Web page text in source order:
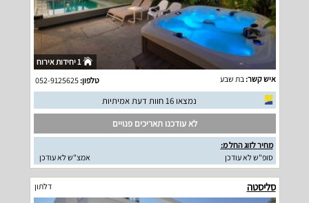
1 יחידות אירוח
איש קשר:בת שבע טלפון:052-9125625
נמצאו 16 חוות דעת אמיתיות
לא עודכנו תאריכים פנויים
מחיר לזוג החל מ:
סופ"ש לא עודכן
אמצ"ש לא עודכן
סליסטה דלתון